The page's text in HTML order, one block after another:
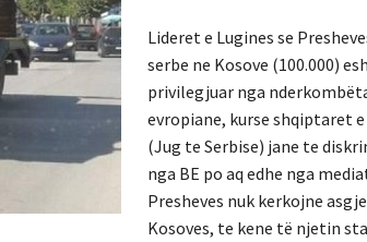
Lideret e Lugines se
serbe ne Kosove (100.000)
privilegjuar nga
evropiane, kurse shqiptaret e
(Jug te Serbise) jane te
nga BE po aq edhe nga
Presheves nuk kerkojne
Kosoves, te kene të njetin